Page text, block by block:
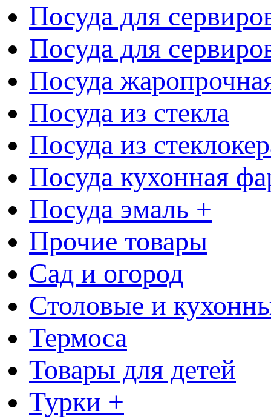
Посуда для
Посуда для
Посуда
Посуда из стекла
Посуда из
Посуда кухонная
Посуда эмаль +
Прочие товары
Сад и огород
Столовые и
Термоса
Товары для детей
Турки +